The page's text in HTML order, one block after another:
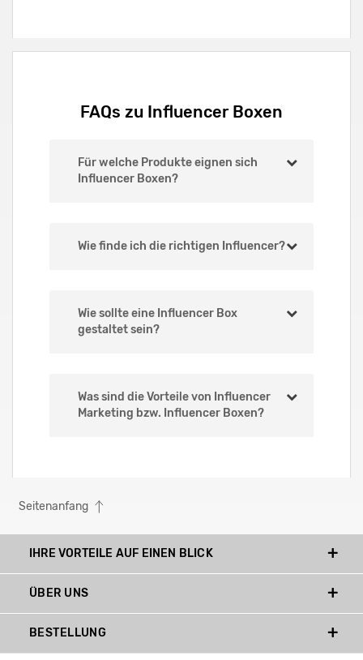
FAQs zu Influencer Boxen
Für welche Produkte eignen sich
Influencer Boxen?
Wie finde ich die richtigen Influencer?
Wie sollte eine Influencer Box
gestaltet sein?
Was sind die Vorteile von Influencer
Marketing bzw. Influencer Boxen?
Seitenanfang
IHRE VORTEILE AUF EINEN BLICK
ÜBER UNS
BESTELLUNG